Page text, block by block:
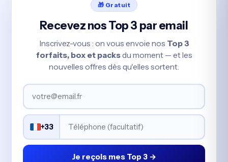
🎁 Gratuit
Recevez nos Top 3 par email
Inscrivez-vous : on vous envoie nos Top 3
forfaits, box et packsdu moment — et les
nouvelles offres dès qu'elles sortent.
+33
Je reçois mes Top 3 →